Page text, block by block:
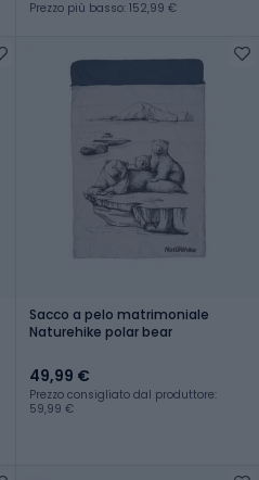
Prezzo più basso: 152,99 €
Sacco a pelo matrimoniale
Naturehike polar bear
49,99 €
Prezzo consigliato dal produttore:
59,99 €